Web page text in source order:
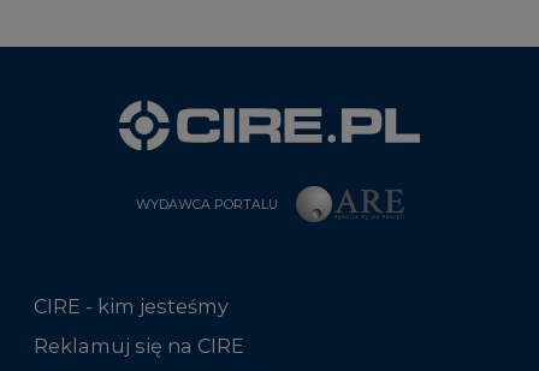
WYDAWCA PORTALU
CIRE - kim jesteśmy
Reklamuj się na CIRE